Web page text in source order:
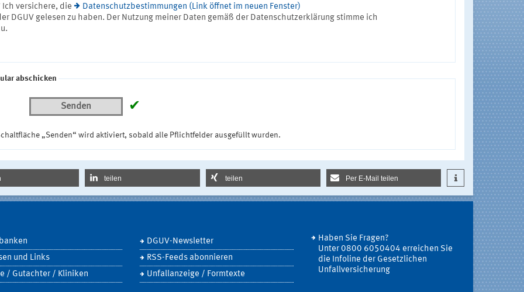
Ich versichere, die
Datenschutzbestimmungen (Link öffnet im neuen Fenster)
DGUV gelesen zu haben. Der Nutzung meiner Daten gemäß der Datenschutzerklärung stimme ich
abschicken
Senden ✔
„Senden“ wird aktiviert, sobald alle Pflichtfelder ausgefüllt wurden.
teilen teilen Per E-Mail teilen
und Links
/ Gutachter / Kliniken
DGUV-Newsletter
RSS-Feeds abonnieren
Unfallanzeige / Formtexte
Haben Sie Fragen?
Unter 0800 6050404 erreichen Sie
die Infoline der Gesetzlichen
Unfallversicherung